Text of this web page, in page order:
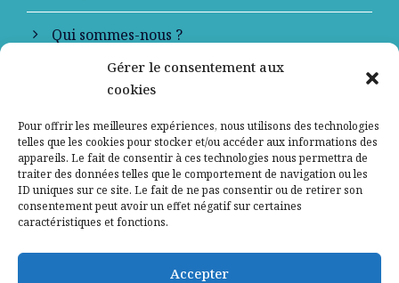
Gérer le consentement aux
cookies
Pour offrir les meilleures expériences, nous utilisons des technologies
telles que les cookies pour stocker et/ou accéder aux informations des
appareils. Le fait de consentir à ces technologies nous permettra de
traiter des données telles que le comportement de navigation ou les
ID uniques sur ce site. Le fait de ne pas consentir ou de retirer son
consentement peut avoir un effet négatif sur certaines
caractéristiques et fonctions.
Accepter
Qui sommes-nous ?
Contactez-nous
Mentions légales
Politique de confidentialité